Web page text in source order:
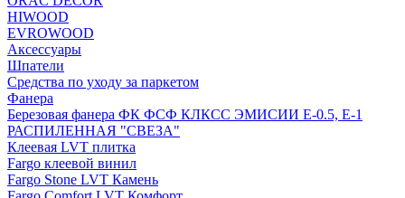
HIWOOD
EVROWOOD
Аксессуары
Шпатели
Средства по уходу за паркетом
Фанера
Березовая фанера ФК ФСФ КЛКСС ЭМИСИИ Е-0.5, Е-1
РАСПИЛЕННАЯ "СВЕЗА"
Клеевая LVT плитка
Fargo клеевой винил
Fargo Stone LVT Камень